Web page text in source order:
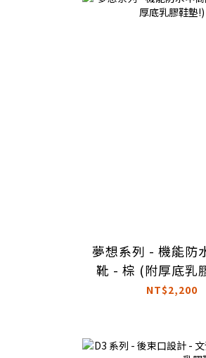
夢想系列 - 機能防
靴 - 棕 (附厚底乳
NT$2,200